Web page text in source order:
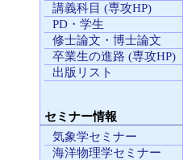
講義科目 (専攻HP)
PD・学生
修士論文・博士論文
卒業生の進路 (専攻HP)
出版リスト
セミナー情報
気象学セミナー
海洋物理学セミナー